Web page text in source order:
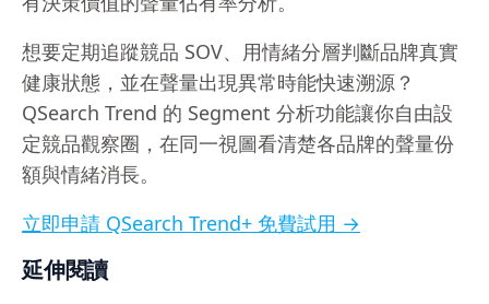
想要定期追蹤競品 SOV、用情緒分層判斷品牌真實
健康狀態，並在聲量出現異常時能快速溯源？
QSearch Trend 的 Segment 分析功能讓你自由設
定競品觀察圈，在同一視圖看清楚各品牌的聲量份
額與情緒消長。
立即申請 QSearch Trend+ 免費試用 →
延伸閱讀